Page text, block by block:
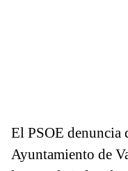
El PSOE denuncia
Ayuntamiento de